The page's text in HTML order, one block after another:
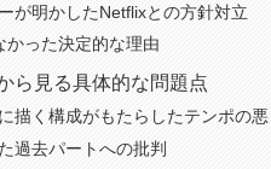
が明かしたNetflixとの方針対立
かった決定的な理由
ら見る具体的な問題点
描く構成がもたらしたテンポの悪
過去パートへの批判